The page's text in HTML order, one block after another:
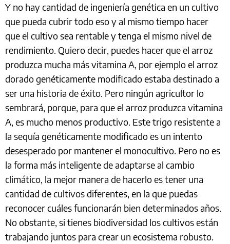
Y no hay cantidad de ingeniería genética en un cultivo
que pueda cubrir todo eso y al mismo tiempo hacer
que el cultivo sea rentable y tenga el mismo nivel de
rendimiento. Quiero decir, puedes hacer que el arroz
produzca mucha más vitamina A, por ejemplo el arroz
dorado genéticamente modificado estaba destinado a
ser una historia de éxito. Pero ningún agricultor lo
sembrará, porque, para que el arroz produzca vitamina
A, es mucho menos productivo. Este trigo resistente a
la sequía genéticamente modificado es un intento
desesperado por mantener el monocultivo. Pero no es
la forma más inteligente de adaptarse al cambio
climático, la mejor manera de hacerlo es tener una
cantidad de cultivos diferentes, en la que puedas
reconocer cuáles funcionarán bien determinados años.
No obstante, si tienes biodiversidad los cultivos están
trabajando juntos para crear un ecosistema robusto.